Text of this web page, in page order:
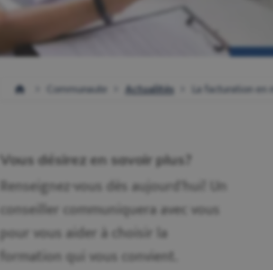
Communaute Actualités La facturation
Vous désirez en savoir plus?
Renseignez-vous dès aujourd'hui! Un
conseiller communiquera avec vous
pour vous aider à choisir la
formation qui vous convient.